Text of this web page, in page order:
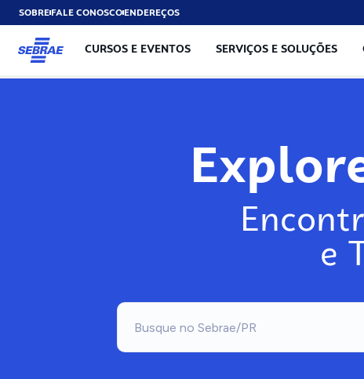
SOBREFALE CONOSCOENDEREÇOS
CURSOS E EVENTOS SERVIÇOS E SOLUÇÕES
e